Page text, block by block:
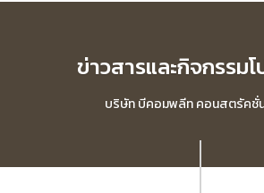
ข่าวสารและกิจกรรมโ
บริษัท บีคอมพลีท คอนสตรัคชั่